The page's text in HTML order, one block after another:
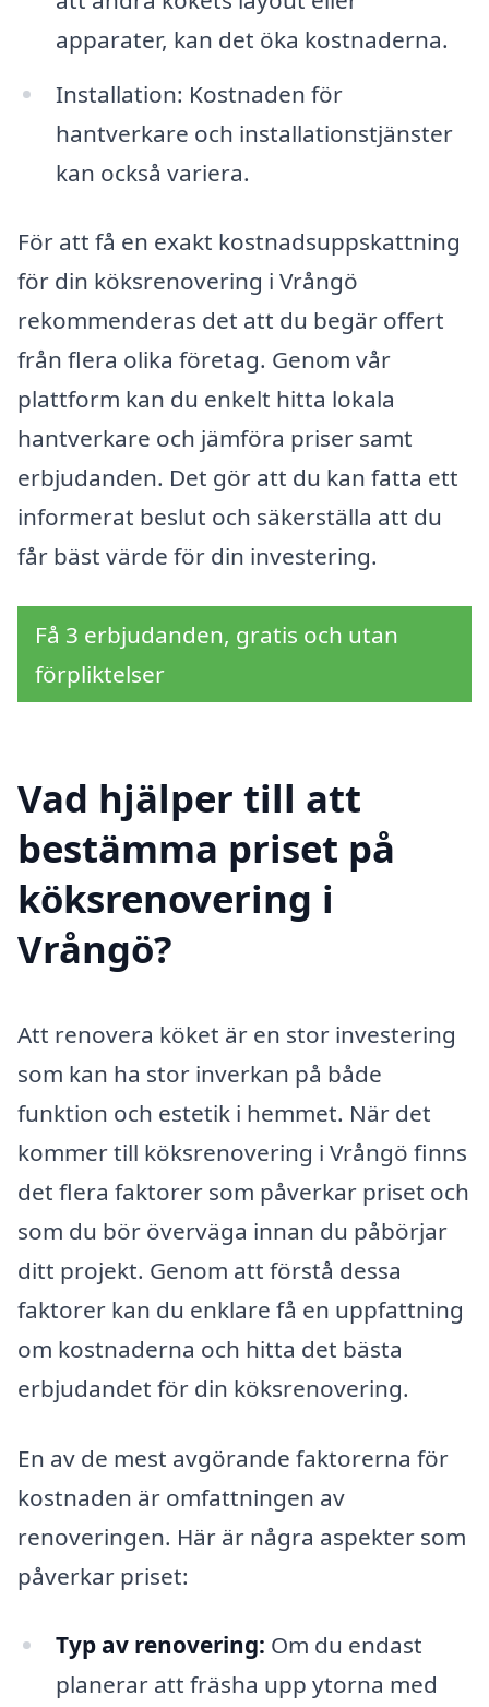
apparater, kan det öka kostnaderna.
Installation: Kostnaden för
hantverkare och installationstjänster
kan också variera.
För att få en exakt kostnadsuppskattning
för din köksrenovering i Vrångö
rekommenderas det att du begär offert
från flera olika företag. Genom vår
plattform kan du enkelt hitta lokala
hantverkare och jämföra priser samt
erbjudanden. Det gör att du kan fatta ett
informerat beslut och säkerställa att du
får bäst värde för din investering.
Få 3 erbjudanden, gratis och utan
förpliktelser
Vad hjälper till att
bestämma priset på
köksrenovering i
Vrångö?
Att renovera köket är en stor investering
som kan ha stor inverkan på både
funktion och estetik i hemmet. När det
kommer till köksrenovering i Vrångö finns
det flera faktorer som påverkar priset och
som du bör överväga innan du påbörjar
ditt projekt. Genom att förstå dessa
faktorer kan du enklare få en uppfattning
om kostnaderna och hitta det bästa
erbjudandet för din köksrenovering.
En av de mest avgörande faktorerna för
kostnaden är omfattningen av
renoveringen. Här är några aspekter som
påverkar priset:
Typ av renovering: Om du endast
planerar att fräsha upp ytorna med